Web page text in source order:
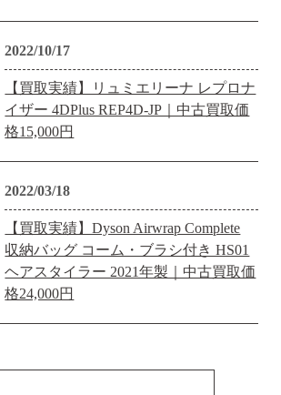
2022/10/17
【買取実績】リュミエリーナ レプロナ
イザー 4DPlus REP4D-JP｜中古買取価
格15,000円
2022/03/18
【買取実績】Dyson Airwrap Complete
収納バッグ コーム・ブラシ付き HS01
ヘアスタイラー 2021年製｜中古買取価
格24,000円